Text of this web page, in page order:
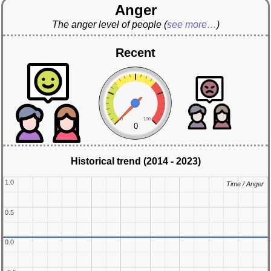
Anger
The anger level of people (see more…)
Recent
0 100
0
Historical trend (2014 - 2023)
0.0
0.0
0.5
0.5
1.0
1.0 Time / Anger
Time / Anger